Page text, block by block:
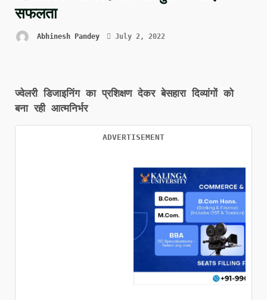
सफलता
Abhinesh Pandey July 2, 2022
ज्वेलरी डिजाइनिंग का प्रशिक्षण देकर बेसहारा दिव्यांगों को
बना रही आत्मनिर्भर
ADVERTISEMENT